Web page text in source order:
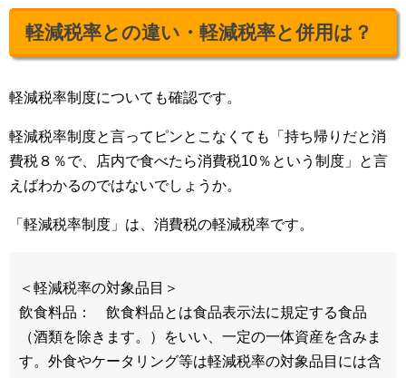
軽減税率との違い・軽減税率と併用は？
軽減税率制度についても確認です。
軽減税率制度と言ってピンとこなくても「持ち帰りだと消
費税８％で、店内で食べたら消費税10％という制度」と言
えばわかるのではないでしょうか。
「軽減税率制度」は、消費税の軽減税率です。
＜軽減税率の対象品目＞
飲食料品： 飲食料品とは食品表示法に規定する食品
（酒類を除きます。）をいい、一定の一体資産を含みま
す。外食やケータリング等は軽減税率の対象品目には含